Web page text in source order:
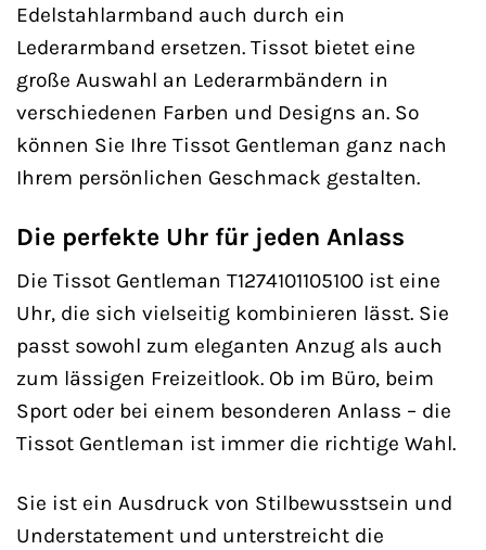
Edelstahlarmband auch durch ein
Lederarmband ersetzen. Tissot bietet eine
große Auswahl an Lederarmbändern in
verschiedenen Farben und Designs an. So
können Sie Ihre Tissot Gentleman ganz nach
Ihrem persönlichen Geschmack gestalten.
Die perfekte Uhr für jeden Anlass
Die Tissot Gentleman T1274101105100 ist eine
Uhr, die sich vielseitig kombinieren lässt. Sie
passt sowohl zum eleganten Anzug als auch
zum lässigen Freizeitlook. Ob im Büro, beim
Sport oder bei einem besonderen Anlass – die
Tissot Gentleman ist immer die richtige Wahl.
Sie ist ein Ausdruck von Stilbewusstsein und
Understatement und unterstreicht die